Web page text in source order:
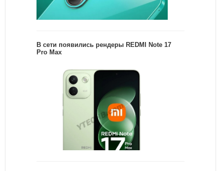
В сети появились рендеры REDMI Note 17
Pro Max